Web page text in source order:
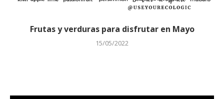
Frutas y verduras para disfrutar en Mayo
15/05/2022